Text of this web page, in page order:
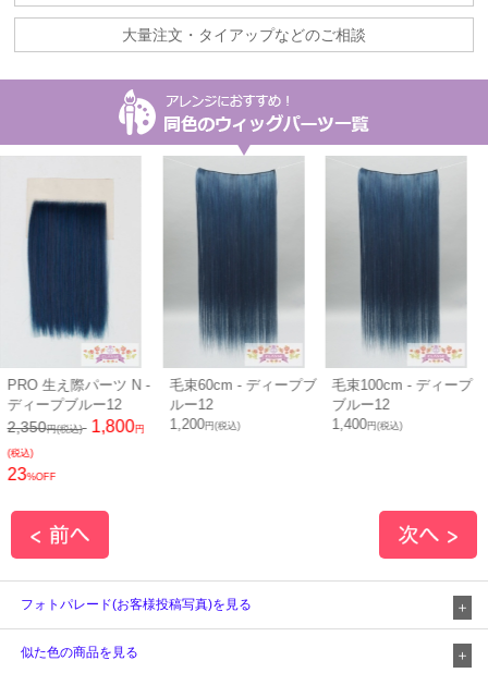
大量注文・タイアップなどのご相談
際パーツ N -
ブルー12
税込) 1,800円
毛束60cm - ディープブ
ルー12
1,200
円(税込)
毛束100cm - ディープ
ブルー12
円(税込)
ボリュ
フォトパレード(お客様投稿写真)を見る
似た色の商品を見る